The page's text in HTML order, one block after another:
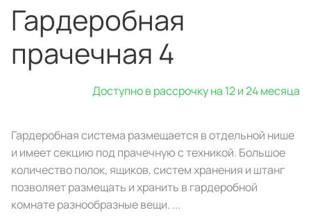
Блог
Правило мокрых рук: как
спроектировать мебель в
ванной, чтобы не открывать
ящики сто раз
Витрина как в бутике:
стекла для
которые покажут всё в
Гардеробная
прачечная 4
Доступно в рассрочку на 12 и 24 месяца
Гардеробная система размещается в отдельной нише
и имеет секцию под прачечную с техникой. Большое
количество полок, ящиков, систем хранения и штанг
позволяет размещать и хранить в гардеробной
комнате разнообразные вещи. ...